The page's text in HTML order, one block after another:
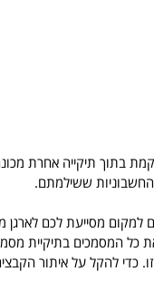
בתוך תיקייה אחרת
ששילמתם.
למקום מסייעת לכם
המסמכים בתיקיית
כדי להקל על איתור